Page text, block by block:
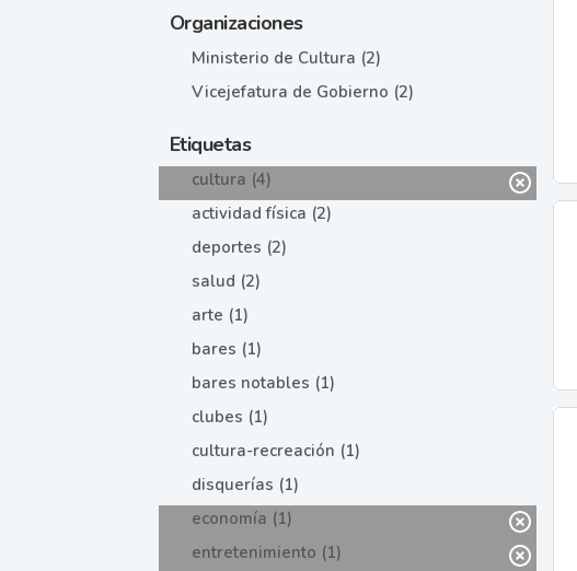
Organizaciones
Ministerio de Cultura (2)
Vicejefatura de Gobierno (2)
Etiquetas
cultura (4)
actividad física (2)
deportes (2)
salud (2)
arte (1)
bares (1)
bares notables (1)
clubes (1)
cultura-recreación (1)
disquerías (1)
economía (1)
entretenimiento (1)